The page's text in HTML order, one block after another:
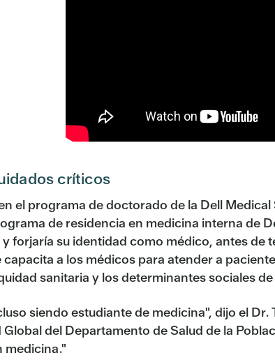
críticos
el programa de doctorado de la Dell
de residencia en medicina interna de
y forjaría su identidad como médico, antes
a los médicos para atender a
sanitaria y los determinantes sociales de
siendo estudiante de medicina", dijo el
del Departamento de Salud de la
medicina."